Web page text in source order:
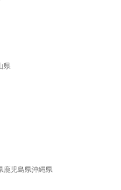
県
鹿児島県沖縄県